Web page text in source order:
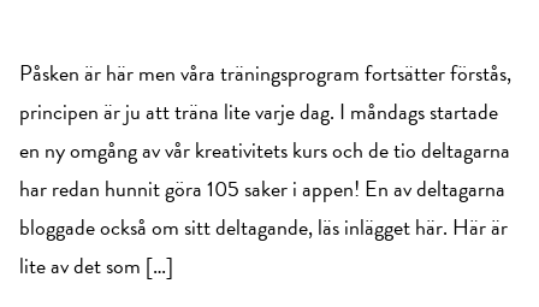
Påsken är här men våra träningsprogram fortsätter förstås,
principen är ju att träna lite varje dag. I måndags startade
en ny omgång av vår kreativitets kurs och de tio deltagarna
har redan hunnit göra 105 saker i appen! En av deltagarna
bloggade också om sitt deltagande, läs inlägget här. Här är
lite av det som […]